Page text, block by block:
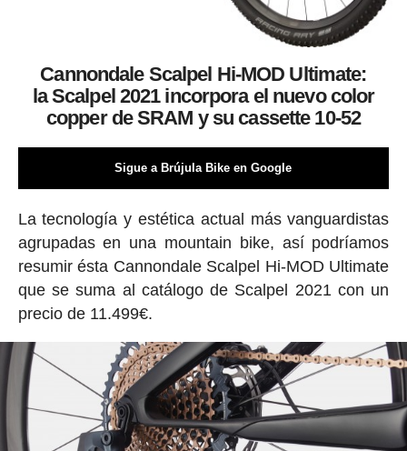
Cannondale Scalpel Hi-MOD Ultimate:
la Scalpel 2021 incorpora el nuevo color
copper de SRAM y su cassette 10-52
Sigue a Brújula Bike en Google
La tecnología y estética actual más vanguardistas
agrupadas en una mountain bike, así podríamos
resumir ésta Cannondale Scalpel Hi-MOD Ultimate
que se suma al catálogo de Scalpel 2021 con un
precio de 11.499€.